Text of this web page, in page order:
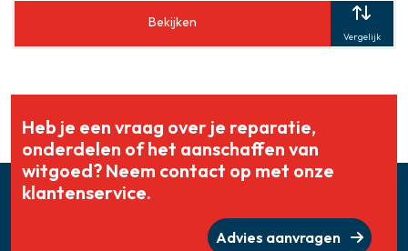
Bekijken
Vergelijk
Heb je een vraag over je reparatie,
onderdelen of het aanschaffen van
witgoed? Neem contact op met onze
klantenservice.
Advies aanvragen